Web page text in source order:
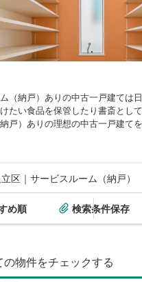
（納戸）ありの中古一戸建ては
たい食品を保管したり書斎とし
戸）ありの理想の中古一戸建て
区｜サービスルーム（納戸）
め順 検索条件保存
の物件をチェックする